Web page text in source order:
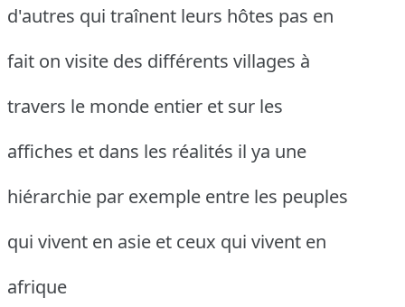
d'autres qui traînent leurs hôtes pas en
fait on visite des différents villages à
travers le monde entier et sur les
affiches et dans les réalités il ya une
hiérarchie par exemple entre les peuples
qui vivent en asie et ceux qui vivent en
afrique